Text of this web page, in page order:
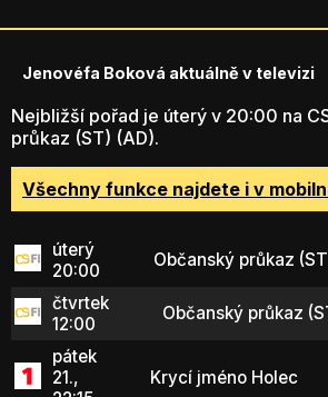
Jenovéfa Boková aktuálně v televizi
Nejbližší pořad je úterý v 20:00 na
průkaz (ST) (AD).
Všechny funkce najdete i v
úterý
20:00
Občanský průkaz
čtvrtek
12:00
Občanský průkaz
pátek
21.,
Krycí jméno Holec